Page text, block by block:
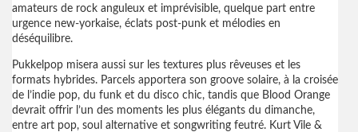
amateurs de rock anguleux et imprévisible, quelque part entre
urgence new-yorkaise, éclats post-punk et mélodies en
déséquilibre.
Pukkelpop misera aussi sur les textures plus rêveuses et les
formats hybrides. Parcels apportera son groove solaire, à la croisée
de l’indie pop, du funk et du disco chic, tandis que Blood Orange
devrait offrir l’un des moments les plus élégants du dimanche,
entre art pop, soul alternative et songwriting feutré. Kurt Vile &